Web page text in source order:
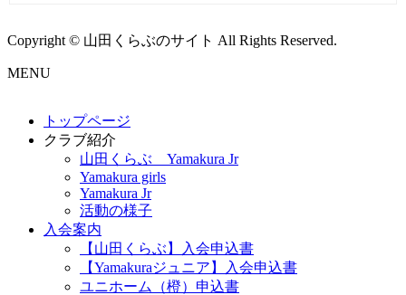
Copyright © 山田くらぶのサイト All Rights Reserved.
MENU
トップページ
クラブ紹介
山田くらぶ Yamakura Jr
Yamakura girls
Yamakura Jr
活動の様子
入会案内
【山田くらぶ】入会申込書
【Yamakuraジュニア】入会申込書
ユニホーム（橙）申込書